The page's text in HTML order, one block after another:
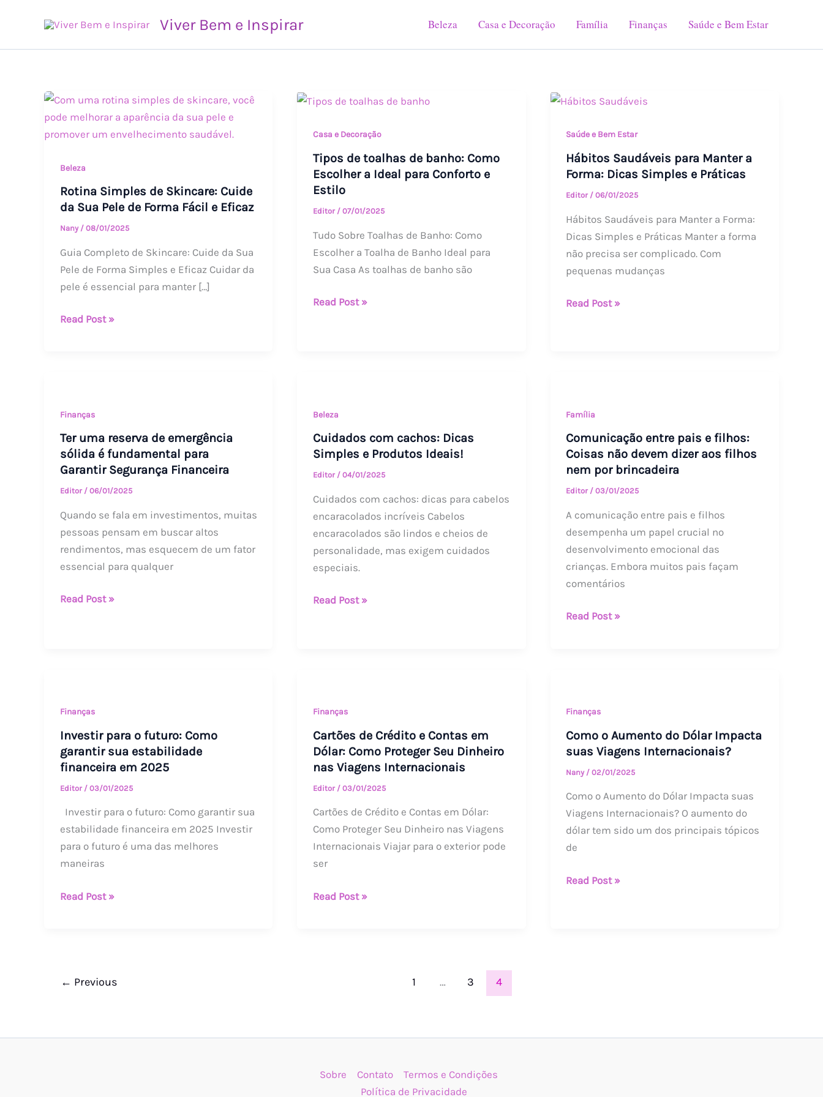
Viver Bem e Inspirar Beleza Casa e Decoração Família Finanças Saúde e Bem Estar
Beleza
Rotina Simples de Skincare: Cuide
da Sua Pele de Forma Fácil e Eficaz
Nany / 08/01/2025
Guia Completo de Skincare: Cuide da Sua
Pele de Forma Simples e Eficaz Cuidar da
pele é essencial para manter […]
Rotina
Simples
de
Cuide
da
Sua
Forma
Fácil
e
Read Post »
Casa e Decoração
Tipos de toalhas de banho: Como
Escolher a Ideal para Conforto e
Estilo
Editor / 07/01/2025
Tudo Sobre Toalhas de Banho: Como
Escolher a Toalha de Banho Ideal para
Sua Casa As toalhas de banho são
Tipos
toalhas
de
banho:
Como
Ideal
para
Conforto
Estilo
Read Post »
Saúde e Bem Estar
Hábitos Saudáveis para Manter a
Forma: Dicas Simples e Práticas
Editor /06/01/2025
Hábitos Saudáveis para Manter a Forma:
Dicas Simples e Práticas Manter a forma
não precisa ser complicado. Com
pequenas mudanças
Hábitos
para
Manter
a
Dicas
Simples
e
Práticas
Read Post »
Finanças
Ter uma reserva de emergência
sólida é fundamental para
Garantir Segurança Financeira
Editor / 06/01/2025
Quando se fala em investimentos, muitas
pessoas pensam em buscar altos
rendimentos, mas esquecem de um fator
essencial para qualquer
reserva
de
emergência
sólida
para
Garantir
Segurança
Financeira
Read Post »
Beleza
Cuidados com cachos: Dicas
Simples e Produtos Ideais!
Editor / 04/01/2025
Cuidados com cachos: dicas para cabelos
encaracolados incríveis Cabelos
encaracolados são lindos e cheios de
personalidade, mas exigem cuidados
especiais.
cachos:
Dicas
Simples
Ideais!
Read Post »
Família
Comunicação entre pais e filhos:
Coisas não devem dizer aos filhos
nem por brincadeira
Editor /03/01/2025
A comunicação entre pais e filhos
desempenha um papel crucial no
desenvolvimento emocional das
crianças. Embora muitos pais façam
comentários
pais
e
filhos:
Coisas
dizer
aos
filhos
nem
por
Read Post »
Finanças
Investir para o futuro: Como
garantir sua estabilidade
financeira em 2025
Editor / 03/01/2025
Investir para o futuro: Como garantir sua
estabilidade financeira em 2025 Investir
para o futuro é uma das melhores
maneiras
o
futuro:
Como
garantir
financeira
em
2025
Read Post »
Finanças
Cartões de Crédito e Contas em
Dólar: Como Proteger Seu Dinheiro
nas Viagens Internacionais
Editor / 03/01/2025
Cartões de Crédito e Contas em Dólar:
Como Proteger Seu Dinheiro nas Viagens
Internacionais Viajar para o exterior pode
ser
Crédito
e
Contas
em
Proteger
Seu
Dinheiro
nas
Internacionais
Read Post »
Finanças
Como o Aumento do Dólar Impacta
suas Viagens Internacionais?
Nany /02/01/2025
Como o Aumento do Dólar Impacta suas
Viagens Internacionais? O aumento do
dólar tem sido um dos principais tópicos
de
Aumento
do
Dólar
suas
Viagens
Internacionais?
Read Post »
← Previous 1 … 3 4
Sobre Contato
Termos e Condições
Política de Privacidade